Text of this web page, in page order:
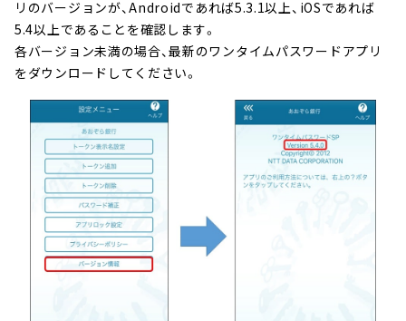
リのバージョンが、Androidであれば5.3.1以上、iOSであれば
5.4以上であることを確認します。
各バージョン未満の場合、最新のワンタイムパスワードアプリ
をダウンロードしてください。